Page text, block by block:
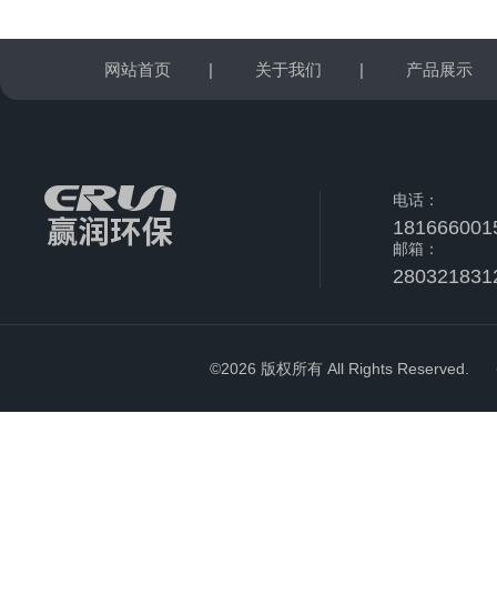
网站首页 | 关于我们 | 产品展示
电话：
邮箱：
©2026 版权所有 All Rights Reserved.